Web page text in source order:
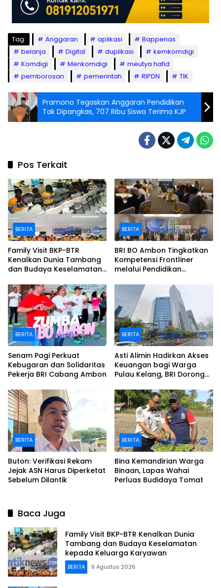
Tag: Anggaran aplikasi
Bappenas
belanja
Digital duplikasi
kemkomdigi
Komdigi
Menkomdigi
meutya hafid
pemborosan
pemerintah RIPDN TIK
Pramono Tegaskan Anggaran Pendidikan
Tak Dipangkas, 707 Ribu Siswa Terima KJP
Pos Terkait
BERITA
Family Visit BKP-BTR
Kenalkan Dunia Tambang
dan Budaya Keselamatan
Karyawan
BERITA
BRI BO Ambon Tingkatkan
Kompetensi Frontliner
melalui Pendidikan
BERITA
Senam Pagi Perkuat
Kebugaran dan Solidaritas
Pekerja BRI Cabang Ambon
BERITA
Asti Alimin Hadirkan Akses
Keuangan bagi Warga
Pulau Kelang, BRI Dorong
Kepulauan
BERITA
Buton: Verifikasi Rekam
Jejak ASN Harus Diperketat
Sebelum Dilantik
BERITA
Bina Kemandirian Warga
Binaan, Lapas Wahai
Perluas Budidaya Tomat
Baca Juga
Family Visit BKP-BTR Kenalkan Dunia
Tambang dan Budaya Keselamatan
kepada Keluarga Karyawan
BERITA 9 Agustus 2026